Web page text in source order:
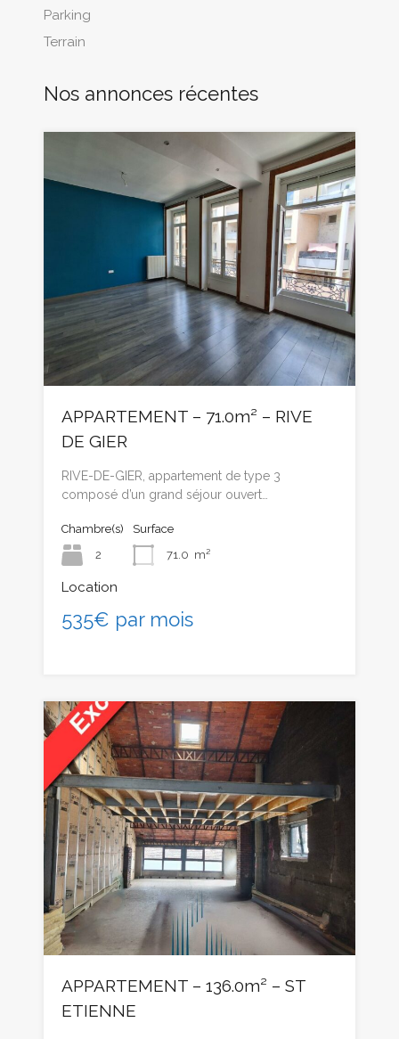
Parking
Terrain
Nos annonces récentes
APPARTEMENT – 71.0m² – RIVE
DE GIER
RIVE-DE-GIER, appartement de type 3
composé d’un grand séjour ouvert…
Chambre(s)
2
Surface
71.0 m²
Location
535€ par mois
APPARTEMENT – 136.0m² – ST
ETIENNE